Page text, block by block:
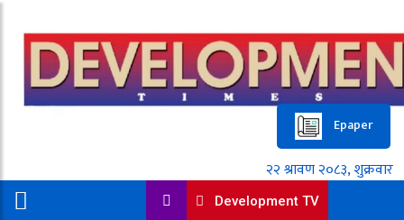
Epaper
Development TV